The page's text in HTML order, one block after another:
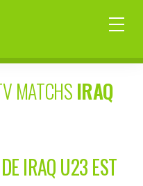
MATCHSIRAQ
IRAQ U23 EST